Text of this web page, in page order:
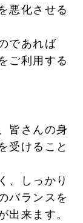
悪化させる
であれば
ご利用する
皆さんの身
受けること
、しっかり
バランスを
来ます。